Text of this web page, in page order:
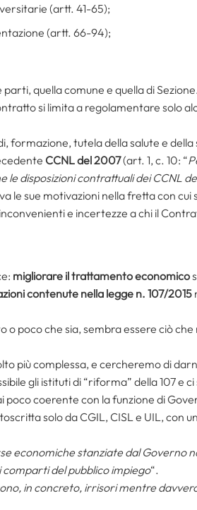
(artt. 41-65);
(artt. 66-94);
quella comune e quella di Sezione.
si limita a regolamentare solo
formazione, tutela della salute e
CCNL del 2007(art. 1, c. 10: “
le disposizioni contrattuali dei CCNL
le sue motivazioni nella fretta con cui
e incertezze a chi il
migliorare il trattamento economico
contenute nella legge n. 107/2015
o poco che sia, sembra essere ciò
più complessa, e cercheremo di
gli istituti di “riforma” della 107 e
poco coerente con la funzione di
solo da CGIL, CISL e UIL, con
economiche stanziate dal Governo
comparti del pubblico impiego“.
in concreto, irrisori mentre